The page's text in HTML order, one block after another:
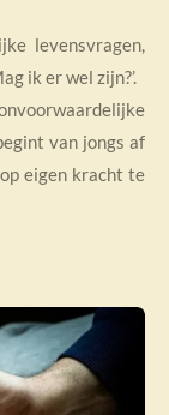
levensvragen,
ik er wel zijn?’.
van jongs af
eigen kracht te